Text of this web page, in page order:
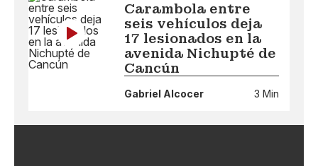
Carambola entre
seis vehículos deja
17 lesionados en la
avenida Nichupté de
Cancún
Gabriel Alcocer 3 Min